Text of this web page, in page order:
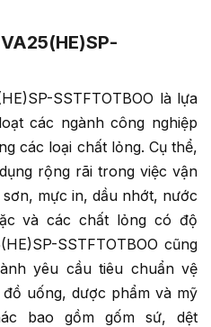
SSTFTOTBOO là lựa
các ngành công nghiệp
các loại chất lỏng. Cụ thể,
rộng rãi trong việc vận
mực in, dầu nhớt, nước
và các chất lỏng có độ
SSTFTOTBOO cũng
yêu cầu tiêu chuẩn vệ
uống, dược phẩm và mỹ
bao gồm gốm sứ, dệt